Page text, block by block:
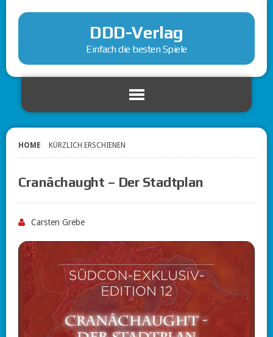
DDD-Verlag
Einfach die besten Spiele
HOME KÜRZLICH ERSCHIENEN
Cranâchaught – Der Stadtplan
Carsten Grebe